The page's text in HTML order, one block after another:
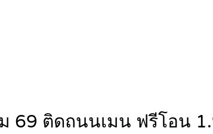
69 ติดถนนเมน ฟรีโอน